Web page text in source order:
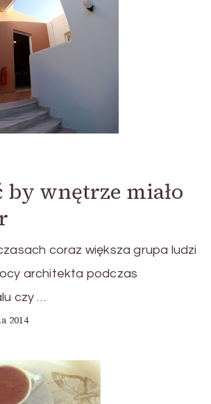
by wnętrze miało
coraz większa grupa ludzi
architekta podczas
czy …
2014